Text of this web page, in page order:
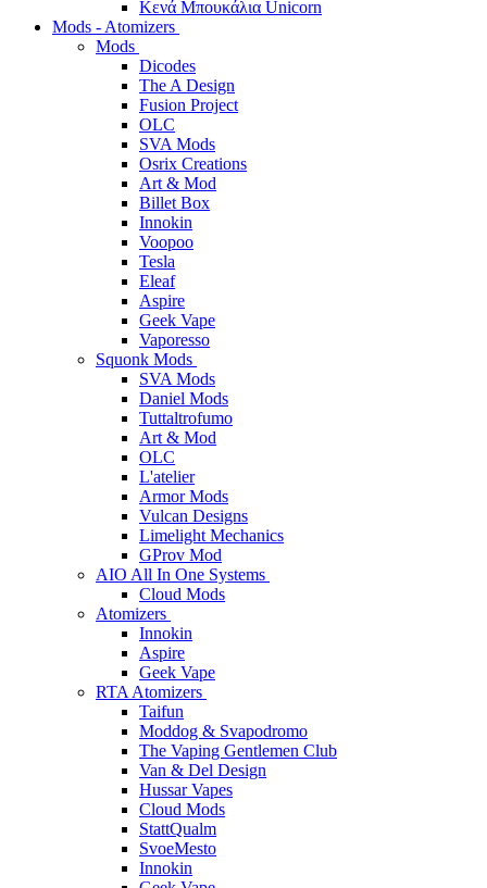
Κενά Μπουκάλια Unicorn
Mods - Atomizers
Mods
Dicodes
The A Design
Fusion Project
OLC
SVA Mods
Osrix Creations
Art & Mod
Billet Box
Innokin
Voopoo
Tesla
Eleaf
Aspire
Geek Vape
Vaporesso
Squonk Mods
SVA Mods
Daniel Mods
Tuttaltrofumo
Art & Mod
OLC
L'atelier
Armor Mods
Vulcan Designs
Limelight Mechanics
GProv Mod
AIO All In One Systems
Cloud Mods
Atomizers
Innokin
Aspire
Geek Vape
RTA Atomizers
Taifun
Moddog & Svapodromo
The Vaping Gentlemen Club
Van & Del Design
Hussar Vapes
Cloud Mods
StattQualm
SvoeMesto
Innokin